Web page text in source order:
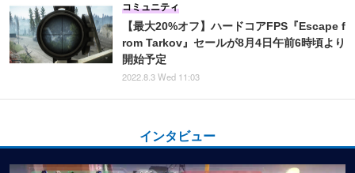
【最大20%オフ】ハードコアFPS『Escape f
rom Tarkov』セールが8月4日午前6時頃より
開始予定
コミュニティ
2022.8.3 Wed 11:03
インタビュー